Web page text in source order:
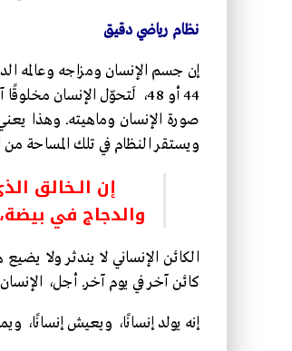
نظام رياضي دقيق
44 أو 48، لَتحوّل الإنسان
صورة الإنسان وماهيته. وهذا
ويستقر النظام في تلك المساحة
إن الـخالق
والدجاج في
الكائن الإنساني لا يندثر ولا
كائن آخر في يوم آخر. أجل،
إنه يولد إنسانًا، ويعيش إنسانًا،